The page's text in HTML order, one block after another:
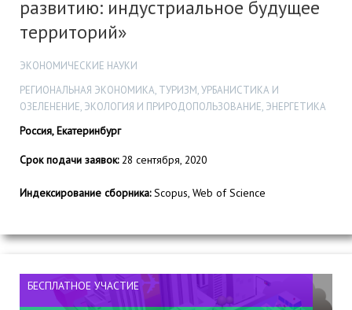
развитию: индустриальное будущее
территорий»
ЭКОНОМИЧЕСКИЕ НАУКИ
РЕГИОНАЛЬНАЯ ЭКОНОМИКА, ТУРИЗМ, УРБАНИСТИКА И
ОЗЕЛЕНЕНИЕ, ЭКОЛОГИЯ И ПРИРОДОПОЛЬЗОВАНИЕ, ЭНЕРГЕТИКА
Россия, Екатеринбург
Срок подачи заявок:28 сентября, 2020
Индексирование сборника:Scopus, Web of Science
БЕСПЛАТНОЕ УЧАСТИЕ